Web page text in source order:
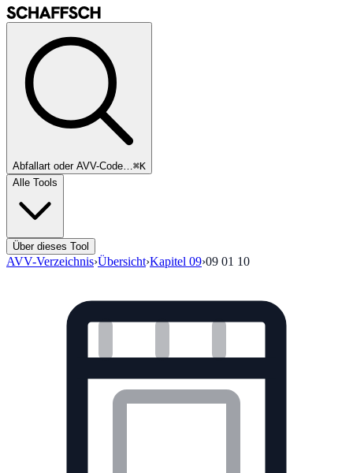
Abfallart oder AVV-Code…⌘K
Alle Tools
Über dieses Tool
AVV-Verzeichnis›Übersicht›Kapitel 09›09 01 10